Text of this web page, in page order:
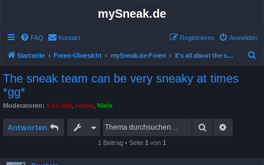
mySneak.de
FAQ Kontakt Anmelden
Registrieren
Startseite Foren-Übersicht mySneak.de-Foren It's all about the show!
The sneak team can be very sneaky at times
*gg*
Moderatoren: Kasi Mir emma Niels
Antworten Suche
1 Beitrag • Seite 1 von 1